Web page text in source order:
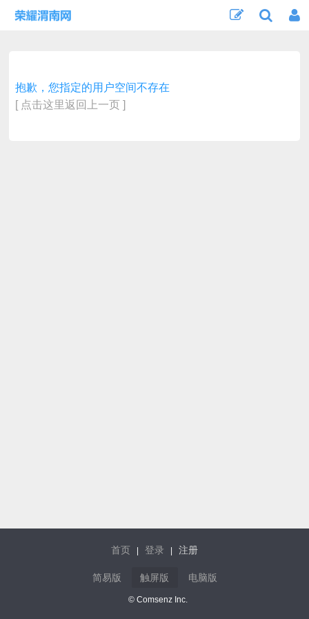
抱歉，您指定的用户空间不存在
[ 点击这里返回上一页 ]
首页 登录 注册
简易版 触屏版 电脑版
© Comsenz Inc.